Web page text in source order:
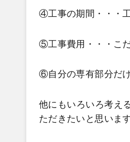
④工事の期間・・・
⑤工事費用・・・こ
⑥自分の専有部分だ
他にもいろいろ考え
ただきたいと思います